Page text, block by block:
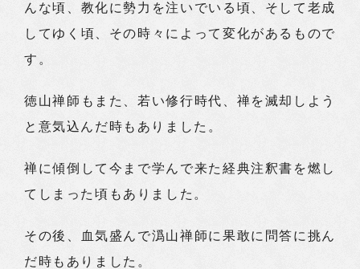
んな頃、教化に勢力を注いでいる頃、そして老成
してゆく頃、その時々によって変化があるもので
す。
徳山禅師もまた、若い修行時代、禅を滅却しよう
と意気込んだ時もありました。
禅に傾倒して今まで学んで来た経典注釈書を燃し
てしまった頃もありました。
その後、血気盛んで潙山禅師に果敢に問答に挑ん
だ時もありました。